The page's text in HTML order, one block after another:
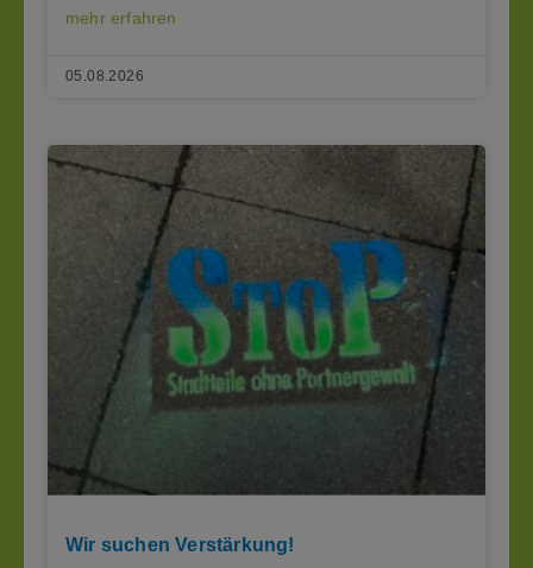
mehr erfahren
05.08.2026
Wir suchen Verstärkung!